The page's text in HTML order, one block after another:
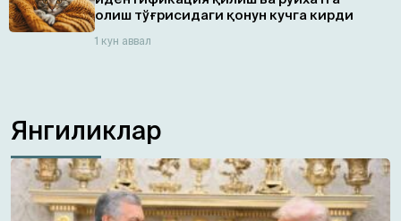
олиш тўғрисидаги қонун кучга кирди
1 кун аввал
Янгиликлар